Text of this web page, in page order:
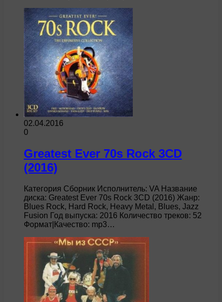
02.04.2016
0
Greatest Ever 70s Rock 3CD
(2016)
Категория Сборник Исполнитель: VA Название
диска: Greatest Ever 70s Rock 3CD (2016) Жанр:
Blues Rock, Hard Rock, Heavy Metal, Blues, Jazz
Fusion Год выпуска: 2016 Количество треков: 52
Формат|Качество: mp3…